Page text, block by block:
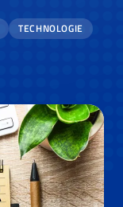
TECHNOLOGIE